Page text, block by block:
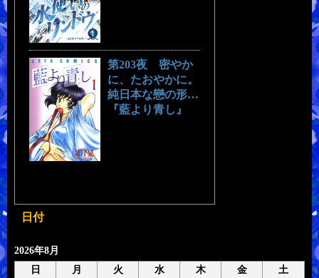
第203夜 密やか
に、たおやかに。
純日本な戀の形…
『藍より青し』
日付
2026年8月
日
月 火 水 木 金
土